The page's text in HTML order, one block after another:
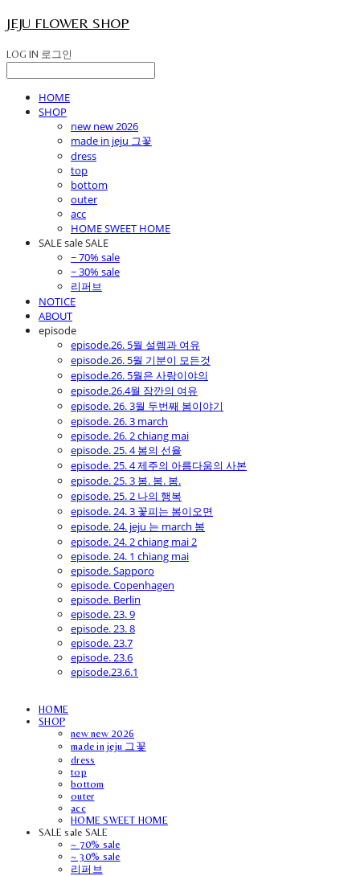
JEJU FLOWER SHOP
LOG IN 로그인
HOME
SHOP
new new 2026
made in jeju 그꽃
dress
top
bottom
outer
acc
HOME SWEET HOME
SALE sale SALE
~ 70% sale
~ 30% sale
리퍼브
NOTICE
ABOUT
episode
episode.26. 5월 설렘과 여유
episode.26. 5월 기분이 모든것
episode.26. 5월은 사랑이야의
episode.26.4월 잠깐의 여유
episode. 26. 3월 두번째 봄이야기
episode. 26. 3 march
episode. 26. 2 chiang mai
episode. 25. 4 봄의 선율
episode. 25. 4 제주의 아름다움의 사본
episode. 25. 3 봄. 봄. 봄.
episode. 25. 2 나의 행복
episode. 24. 3 꽃피는 봄이오면
episode. 24. jeju 는 march 봄
episode. 24. 2 chiang mai 2
episode. 24. 1 chiang mai
episode. Sapporo
episode. Copenhagen
episode. Berlin
episode. 23. 9
episode. 23. 8
episode. 23.7
episode. 23.6
episode.23.6.1
HOME
SHOP
new new 2026
made in jeju 그꽃
dress
top
bottom
outer
acc
HOME SWEET HOME
SALE sale SALE
~ 70% sale
~ 30% sale
리퍼브